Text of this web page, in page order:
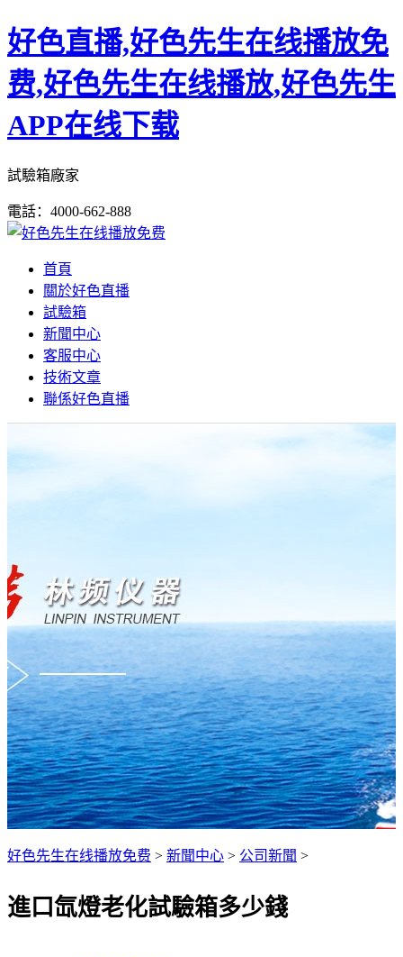
好色直播,好色先生在线播放免
费,好色先生在线播放,好色先生
APP在线下载
試驗箱廠家
電話：4000-662-888
首頁
關於好色直播
試驗箱
新聞中心
客服中心
技術文章
聯係好色直播
好色先生在线播放免费 > 新聞中心 > 公司新聞 >
進口氙燈老化試驗箱多少錢